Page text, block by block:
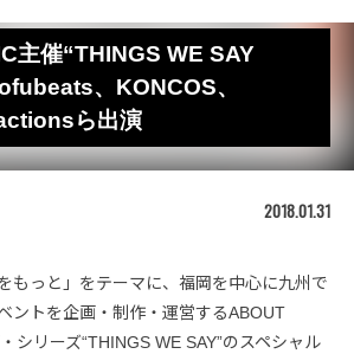
主催“THINGS WE SAY
、KONCOS、
ら出演
2018.01.31
もっと」をテーマに、福岡を中心に九州で
ントを企画・制作・運営するABOUT
シリーズ“THINGS WE SAY”のスペシャル